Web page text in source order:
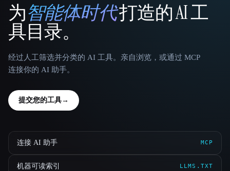
That AI Collection
为智能体时代打造的 AI 工
具目录。
经过人工筛选并分类的 AI 工具。亲自浏览，或通过 MCP
连接你的 AI 助手。
提交您的工具→
连接 AI 助手 MCP
机器可读索引 LLMS.TXT